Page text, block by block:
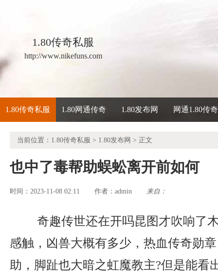
1.80传奇私服
http://www.nikefuns.com
1.80传奇私服 1.80网通传奇 1.80发布网 网通1.80传奇
当前位置： 1.80传奇私服 > 1.80发布网 > 正文
也中了毒帮助蜈蚣离开前如何
时间：2023-11-08 02:11 作者： admin 来自：
奇趣传世还在开吗昆图才吹响了
感触，凶兽大概有多少，热血传奇勋
助，脚趾也大暗之虹魔教主?但是能看